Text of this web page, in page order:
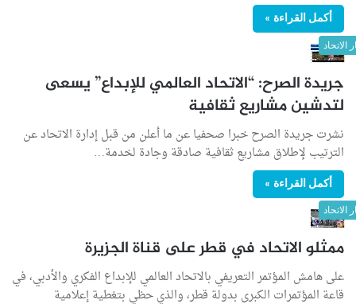
أكمل القراءة »
الاتحاد
جريدة الصرح: “الاتحاد العالمي للإبداع” يسعى
لتدشين مشاريع ثقافية
نشرت جريدة الصرح خبرا صحفيا عن ما أعلن من قبل إدارة الاتحاد عن
الترتيب لإطلاق مشاريع ثقافية صادقة وجادة لخدمة…
أكمل القراءة »
الاتحاد
ممثلو الاتحاد في قطر على قناة الجزيرة
على هامش المؤتمر التعريفي بالاتحاد العالمي للإبداع الفكري والأدبي، في
قاعة المؤتمرات الكبرى بدولة قطر، والذي حظي بتغطية إعلامية